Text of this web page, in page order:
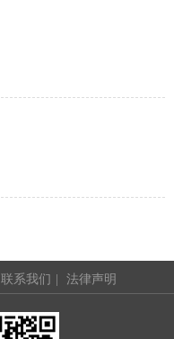
联系我们 法律声明